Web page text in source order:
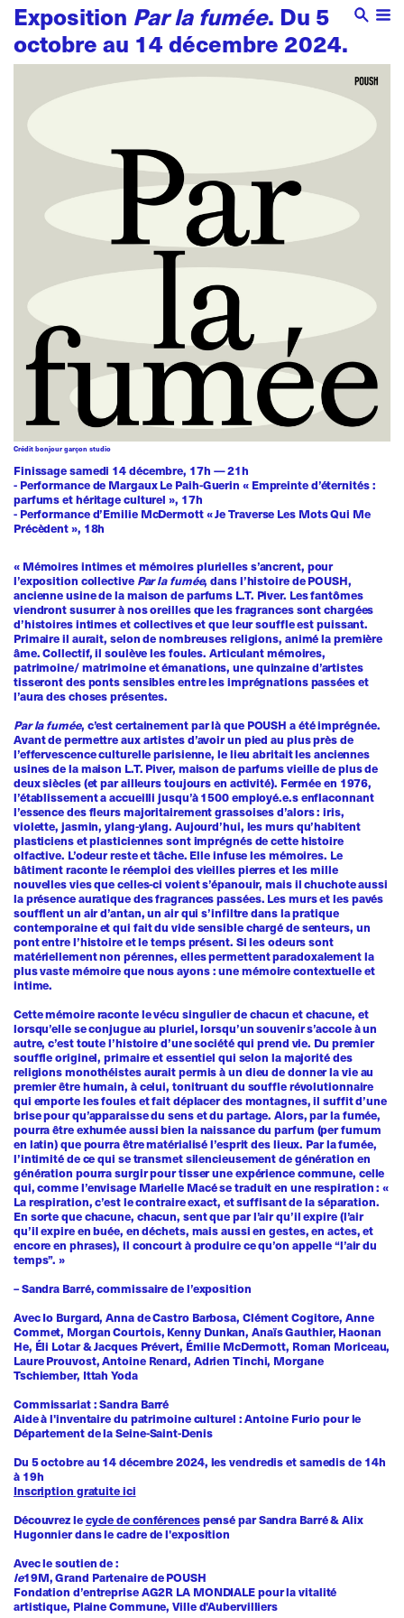
Exposition Par la fumée. Du 5
octobre au 14 décembre 2024.
Crédit bonjour garçon studio
Finissage samedi 14 décembre, 17h — 21h
- Performance de Margaux Le Paih-Guerin « Empreinte d’éternités :
parfums et héritage culturel », 17h
- Performance d’Emilie McDermott « Je Traverse Les Mots Qui Me
Précèdent », 18h
« Mémoires intimes et mémoires plurielles s’ancrent, pour
l’exposition collective Par la fumée, dans l’histoire de POUSH,
ancienne usine de la maison de parfums L.T. Piver. Les fantômes
viendront susurrer à nos oreilles que les fragrances sont chargées
d’histoires intimes et collectives et que leur souffle est puissant.
Primaire il aurait, selon de nombreuses religions, animé la première
âme. Collectif, il soulève les foules. Articulant mémoires,
patrimoine/ matrimoine et émanations, une quinzaine d’artistes
tisseront des ponts sensibles entre les imprégnations passées et
l’aura des choses présentes.
Par la fumée, c’est certainement par là que POUSH a été imprégnée.
Avant de permettre aux artistes d’avoir un pied au plus près de
l’effervescence culturelle parisienne, le lieu abritait les anciennes
usines de la maison L.T. Piver, maison de parfums vieille de plus de
deux siècles (et par ailleurs toujours en activité). Fermée en 1976,
l’établissement a accueilli jusqu’à 1500 employé.e.s enflaconnant
l’essence des fleurs majoritairement grassoises d’alors : iris,
violette, jasmin, ylang-ylang. Aujourd’hui, les murs qu’habitent
plasticiens et plasticiennes sont imprégnés de cette histoire
olfactive. L’odeur reste et tâche. Elle infuse les mémoires. Le
bâtiment raconte le réemploi des vieilles pierres et les mille
nouvelles vies que celles-ci voient s’épanouir, mais il chuchote aussi
la présence auratique des fragrances passées. Les murs et les pavés
soufflent un air d’antan, un air qui s’infiltre dans la pratique
contemporaine et qui fait du vide sensible chargé de senteurs, un
pont entre l’histoire et le temps présent. Si les odeurs sont
matériellement non pérennes, elles permettent paradoxalement la
plus vaste mémoire que nous ayons : une mémoire contextuelle et
intime.
Cette mémoire raconte le vécu singulier de chacun et chacune, et
lorsqu’elle se conjugue au pluriel, lorsqu’un souvenir s’accole à un
autre, c’est toute l’histoire d’une société qui prend vie. Du premier
souffle originel, primaire et essentiel qui selon la majorité des
religions monothéistes aurait permis à un dieu de donner la vie au
premier être humain, à celui, tonitruant du souffle révolutionnaire
qui emporte les foules et fait déplacer des montagnes, il suffit d’une
brise pour qu’apparaisse du sens et du partage. Alors, par la fumée,
pourra être exhumée aussi bien la naissance du parfum (per fumum
en latin) que pourra être matérialisé l’esprit des lieux. Par la fumée,
l’intimité de ce qui se transmet silencieusement de génération en
génération pourra surgir pour tisser une expérience commune, celle
qui, comme l’envisage Marielle Macé se traduit en une respiration : «
La respiration, c’est le contraire exact, et suffisant de la séparation.
En sorte que chacune, chacun, sent que par l’air qu’il expire (l’air
qu’il expire en buée, en déchets, mais aussi en gestes, en actes, et
encore en phrases), il concourt à produire ce qu’on appelle “l’air du
temps”. »
– Sandra Barré, commissaire de l’exposition
Avec Io Burgard, Anna de Castro Barbosa, Clément Cogitore, Anne
Commet, Morgan Courtois, Kenny Dunkan, Anaïs Gauthier, Haonan
He, Éli Lotar & Jacques Prévert, Émilie McDermott, Roman Moriceau,
Laure Prouvost, Antoine Renard, Adrien Tinchi, Morgane
Tschiember, Ittah Yoda
Commissariat : Sandra Barré
Aide à l'inventaire du patrimoine culturel : Antoine Furio pour le
Département de la Seine-Saint-Denis
Du 5 octobre au 14 décembre 2024, les vendredis et samedis de 14h
à 19h
Inscription gratuite ici
Découvrez lecycle de conférencespensé par Sandra Barré & Alix
Hugonnier dans le cadre de l'exposition
Avec le soutien de :
le19M, Grand Partenaire de POUSH
Fondation d’entreprise AG2R LA MONDIALE pour la vitalité
artistique, Plaine Commune, Ville d'Aubervilliers